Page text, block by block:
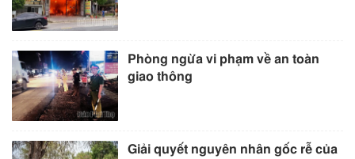
Phòng ngừa vi phạm về an toàn
giao thông
Giải quyết nguyên nhân gốc rễ của